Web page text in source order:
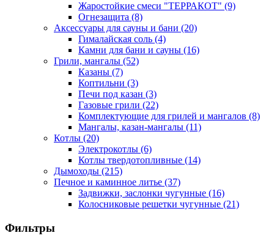
Жаростойкие смеси "ТЕРРАКОТ" (9)
Огнезащита (8)
Аксессуары для сауны и бани (20)
Гималайская соль (4)
Камни для бани и сауны (16)
Грили, мангалы (52)
Казаны (7)
Коптильни (3)
Печи под казан (3)
Газовые грили (22)
Комплектующие для грилей и мангалов (8)
Мангалы, казан-мангалы (11)
Котлы (20)
Электрокотлы (6)
Котлы твердотопливные (14)
Дымоходы (215)
Печное и каминное литье (37)
Задвижки, заслонки чугунные (16)
Колосниковые решетки чугунные (21)
Фильтры